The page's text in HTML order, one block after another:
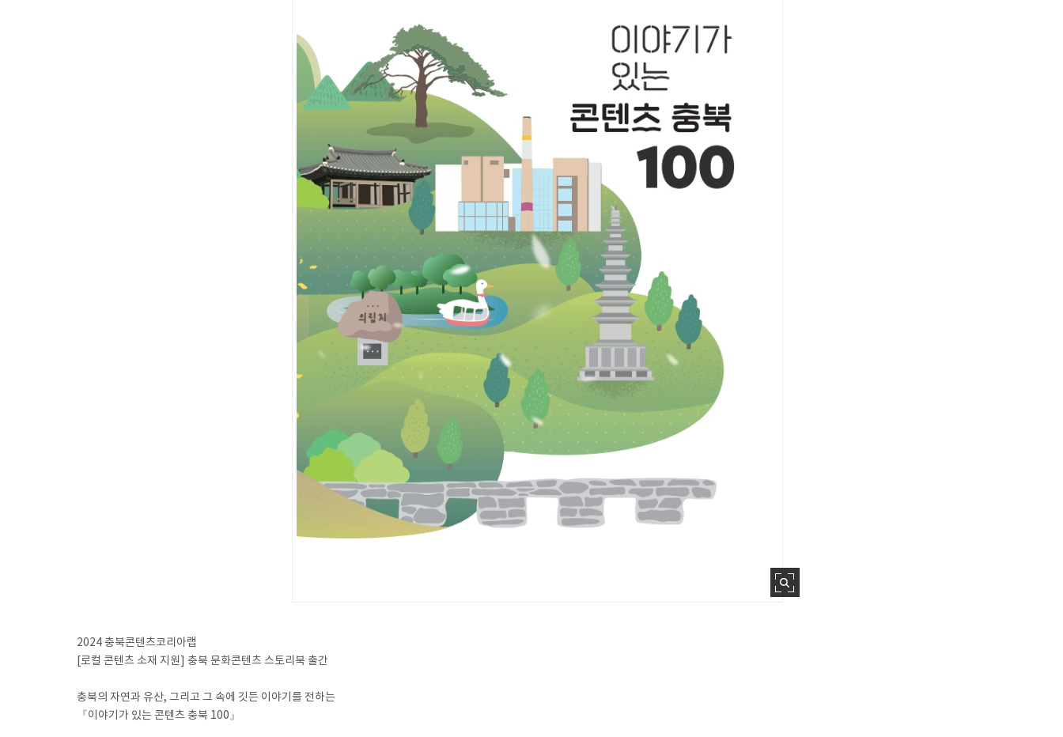
2024 충북콘텐츠코리아랩
[로컬 콘텐츠 소재 지원] 충북 문화콘텐츠 스토리북 출간
충북의 자연과 유산, 그리고 그 속에 깃든 이야기를 전하는
『이야기가 있는 콘텐츠 충북 100』